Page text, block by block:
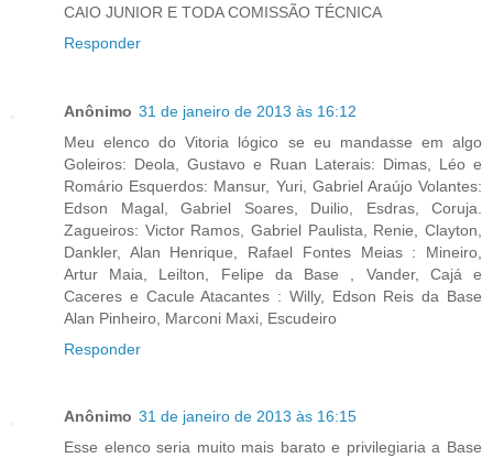
CAIO JUNIOR E TODA COMISSÃO TÉCNICA
Responder
Anônimo 31 de janeiro de 2013 às 16:12
Meu elenco do Vitoria lógico se eu mandasse em algo
Goleiros: Deola, Gustavo e Ruan Laterais: Dimas, Léo e
Romário Esquerdos: Mansur, Yuri, Gabriel Araújo Volantes:
Edson Magal, Gabriel Soares, Duilio, Esdras, Coruja.
Zagueiros: Victor Ramos, Gabriel Paulista, Renie, Clayton,
Dankler, Alan Henrique, Rafael Fontes Meias : Mineiro,
Artur Maia, Leilton, Felipe da Base , Vander, Cajá e
Caceres e Cacule Atacantes : Willy, Edson Reis da Base
Alan Pinheiro, Marconi Maxi, Escudeiro
Responder
Anônimo 31 de janeiro de 2013 às 16:15
Esse elenco seria muito mais barato e privilegiaria a Base